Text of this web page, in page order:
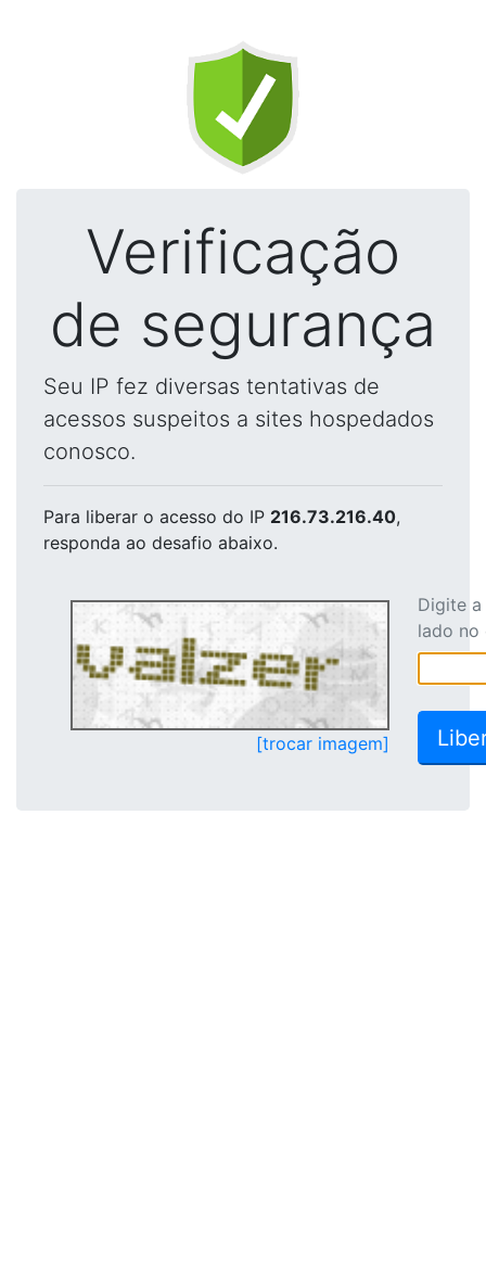
Verificação
de segurança
Seu IP fez diversas tentativas de
acessos suspeitos a sites hospedados
conosco.
Para liberar o acesso do IP 216.73.216.40,
responda ao desafio abaixo.
[trocar imagem]
Digite
lado no